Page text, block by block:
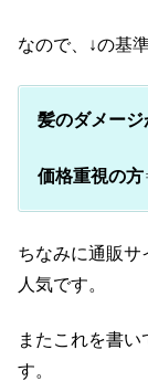
なので、↓の基
髪のダメー
価格重視の方
ちなみに通販サ
人気です。
またこれを書
す。